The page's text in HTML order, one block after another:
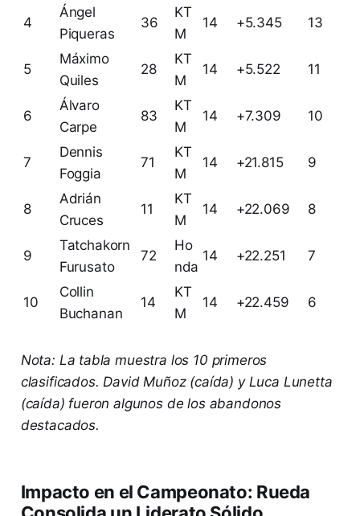
4
Ángel
Piqueras
36
KT
M
14 +5.345 13
5
Máximo
Quiles
28
KT
M
14 +5.522 11
6
Álvaro
Carpe
83
KT
M
14 +7.309 10
7
Dennis
Foggia
71
KT
M
14 +21.815 9
8
Adrián
Cruces
11
KT
M
14 +22.069 8
9
Tatchakorn
Furusato
72
Ho
nda
14 +22.251 7
10
Collin
Buchanan
14
KT
M
14 +22.459 6
Nota: La tabla muestra los 10 primeros
clasificados. David Muñoz (caída) y Luca Lunetta
(caída) fueron algunos de los abandonos
destacados.
Impacto en el Campeonato: Rueda